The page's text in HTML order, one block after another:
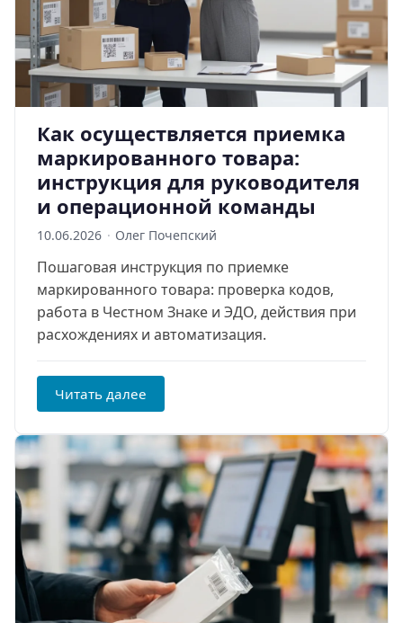
Как осуществляется приемка
маркированного товара:
инструкция для руководителя
и операционной команды
10.06.2026 · Олег Почепский
Пошаговая инструкция по приемке
маркированного товара: проверка кодов,
работа в Честном Знаке и ЭДО, действия при
расхождениях и автоматизация.
Читать далее